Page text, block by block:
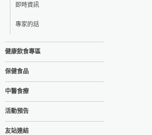
即時資訊
專家的話
健康飲食專區
保健食品
中醫食療
活動預告
友站連結